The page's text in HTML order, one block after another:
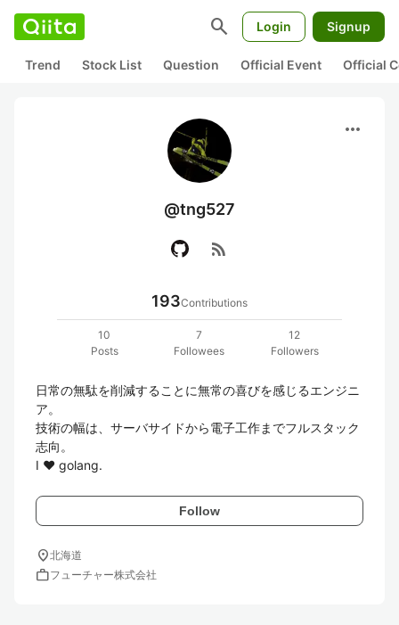
search Login Signup
Trend Stock List Question Official Event Official
more_horiz
@tng527
rss_feed
193Contributions
10
Posts
7
Followees
12
Followers
日常の無駄を削減することに無常の喜びを感じるエンジニ
ア。
技術の幅は、サーバサイドから電子工作までフルスタック
志向。
I ♥ golang.
Follow
location_on北海道
workフューチャー株式会社